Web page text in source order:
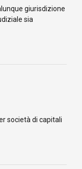
giurisdizione
sia
società di capitali